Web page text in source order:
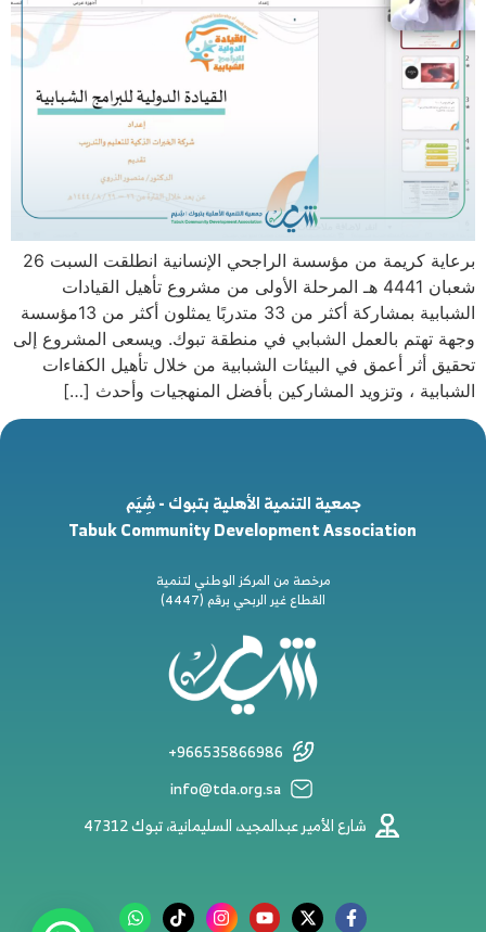
برعاية كريمة من مؤسسة الراجحي الإنسانية انطلقت السبت 26
شعبان 4441 هـ المرحلة الأولى من مشروع تأهيل القيادات
الشبابية بمشاركة أكثر من 33 متدربًا يمثلون أكثر من 13مؤسسة
وجهة تهتم بالعمل الشبابي في منطقة تبوك. ويسعى المشروع إلى
تحقيق أثر أعمق في البيئات الشبابية من خلال تأهيل الكفاءات
الشبابية ، وتزويد المشاركين بأفضل المنهجيات وأحدث […]
جمعية التنمية الأهلية بتبوك - شِيَم
Tabuk Community Development Association
مرخصة من المركز الوطني لتنمية
القطاع غير الربحي برقم (4447)
+966535866986
info@tda.org.sa
شارع الأمير عبدالمجيد، السليمانية، تبوك 47312